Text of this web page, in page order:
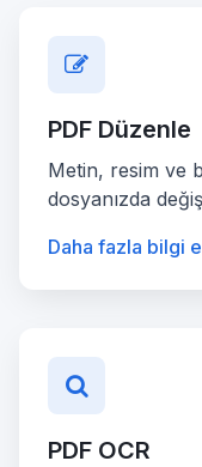
PDF Düzenle
Metin, resim ve
dosyanızda
Daha fazla bilgi
PDF OCR